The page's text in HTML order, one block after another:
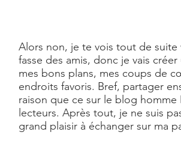
Alors non, je te vois tout de
fasse des amis, donc je vais
mes bons plans, mes coups de
endroits favoris. Bref, partager
raison que ce sur le blog
lecteurs. Après tout, je ne suis
grand plaisir à échanger sur ma